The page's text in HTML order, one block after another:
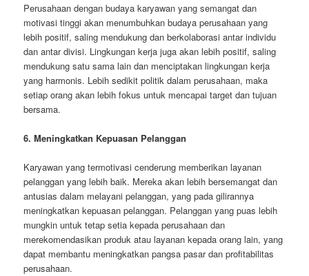
Perusahaan dengan budaya karyawan yang semangat dan
motivasi tinggi akan menumbuhkan budaya perusahaan yang
lebih positif, saling mendukung dan berkolaborasi antar individu
dan antar divisi. Lingkungan kerja juga akan lebih positif, saling
mendukung satu sama lain dan menciptakan lingkungan kerja
yang harmonis. Lebih sedikit politik dalam perusahaan, maka
setiap orang akan lebih fokus untuk mencapai target dan tujuan
bersama.
6. Meningkatkan Kepuasan Pelanggan
Karyawan yang termotivasi cenderung memberikan layanan
pelanggan yang lebih baik. Mereka akan lebih bersemangat dan
antusias dalam melayani pelanggan, yang pada gilirannya
meningkatkan kepuasan pelanggan. Pelanggan yang puas lebih
mungkin untuk tetap setia kepada perusahaan dan
merekomendasikan produk atau layanan kepada orang lain, yang
dapat membantu meningkatkan pangsa pasar dan profitabilitas
perusahaan.